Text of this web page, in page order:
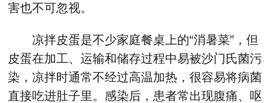
害也不可忽视。
凉拌皮蛋是不少家庭餐桌上的“消暑菜”，但
皮蛋在加工、运输和储存过程中易被沙门氏菌污
染，凉拌时通常不经过高温加热，很容易将病菌
直接吃进肚子里。感染后，患者常出现腹痛、呕